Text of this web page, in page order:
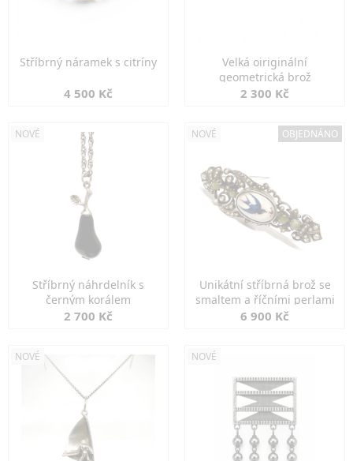
Stříbrný náramek s citríny
4 500 Kč
Velká oiriginální
geometrická brož
2 300 Kč
NOVÉ
Stříbrný náhrdelník s
černým korálem
2 700 Kč
NOVÉ OBJEDNÁNO
Unikátní stříbrná brož se
smaltem a říčními perlami
6 900 Kč
NOVÉ NOVÉ